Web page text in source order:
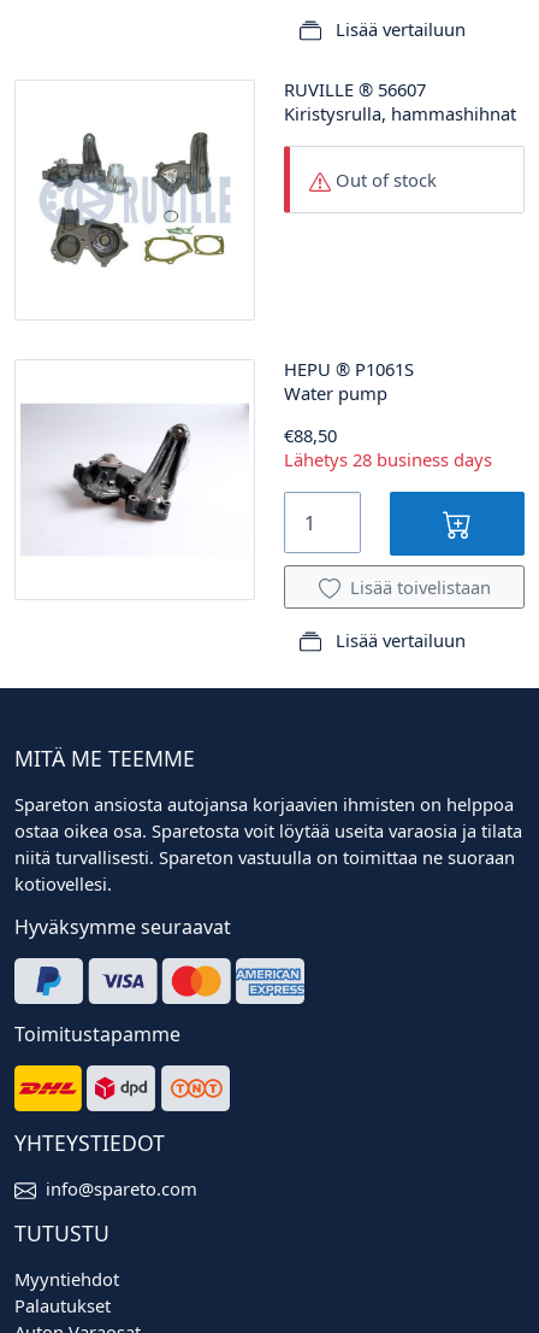
Lisää vertailuun
RUVILLE ® 56607
Kiristysrulla, hammashihnat
Out of stock
HEPU ® P1061S
Water pump
€88,50
Lähetys 28 business days
Lisää toivelistaan
Lisää vertailuun
MITÄ ME TEEMME
Spareton ansiosta autojansa korjaavien ihmisten on helppoa
ostaa oikea osa. Sparetosta voit löytää useita varaosia ja tilata
niitä turvallisesti. Spareton vastuulla on toimittaa ne suoraan
kotiovellesi.
Hyväksymme seuraavat
Toimitustapamme
YHTEYSTIEDOT
info@spareto.com
TUTUSTU
Myyntiehdot
Palautukset